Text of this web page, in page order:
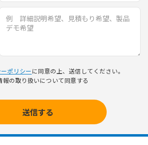
ポリシーに同意の上、送信してください。
報の取り扱いについて同意する